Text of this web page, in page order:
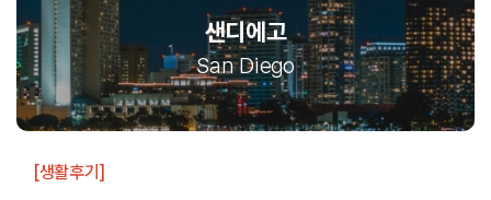
샌디에고
San Diego
[생활후기]